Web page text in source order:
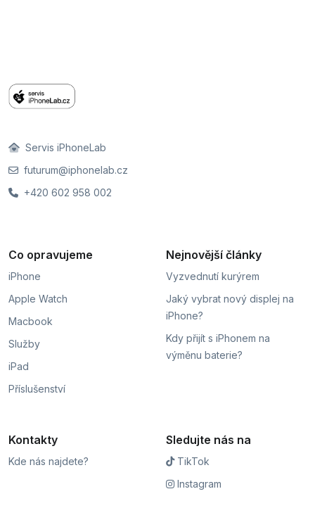
Servis iPhoneLab
futurum@iphonelab.cz
+420 602 958 002
Co opravujeme
iPhone
Apple Watch
Macbook
Služby
iPad
Příslušenství
Nejnovější články
Vyzvednutí kurýrem
Jaký vybrat nový displej na
iPhone?
Kdy přijít s iPhonem na
výměnu baterie?
Kontakty
Kde nás najdete?
Sledujte nás na
TikTok
Instagram